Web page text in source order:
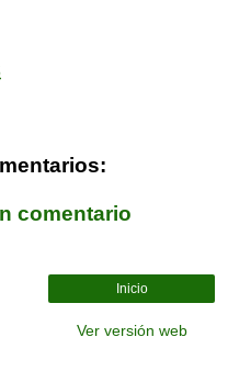
comentario
Inicio
Ver versión web